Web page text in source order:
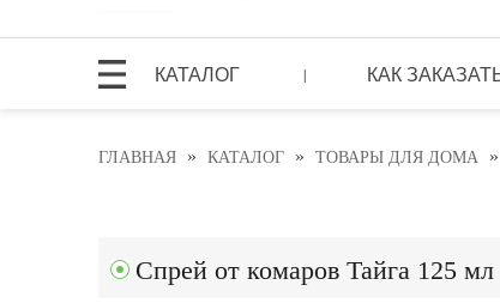
КАТАЛОГ | КАК
ГЛАВНАЯ » КАТАЛОГ » ТОВАРЫ ДЛЯ ДОМА »
Спрей от комаров Тайга 125 мл